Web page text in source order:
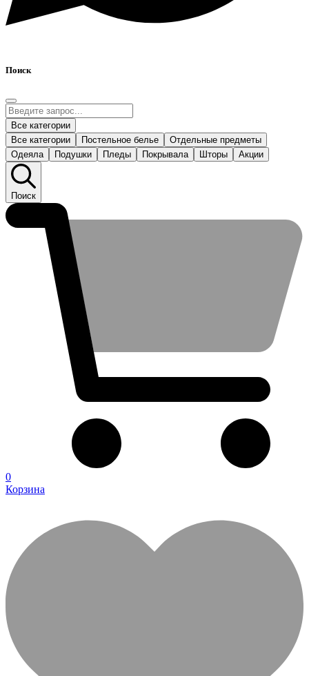
Поиск
Все категории
Все категории
Постельное белье
Отдельные предметы
Одеяла
Подушки Пледы Покрывала Шторы Акции
Поиск
0
Корзина